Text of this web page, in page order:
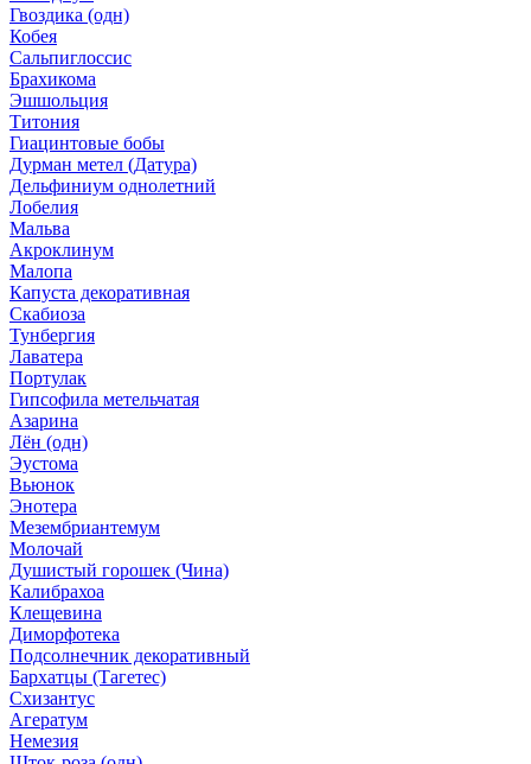
Гвоздика (одн)
Кобея
Сальпиглоссис
Брахикома
Эшшольция
Титония
Гиацинтовые бобы
Дурман метел (Датура)
Дельфиниум однолетний
Лобелия
Мальва
Акроклинум
Малопа
Капуста декоративная
Скабиоза
Тунбергия
Лаватера
Портулак
Гипсофила метельчатая
Азарина
Лён (одн)
Эустома
Вьюнок
Энотера
Мезембриантемум
Молочай
Душистый горошек (Чина)
Калибрахоа
Клещевина
Диморфотека
Подсолнечник декоративный
Бархатцы (Тагетес)
Схизантус
Агератум
Немезия